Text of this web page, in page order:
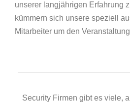
unserer langjährigen Erfahrung
kümmern sich unsere speziell
Mitarbeiter um den
Security Firmen gibt es viele,